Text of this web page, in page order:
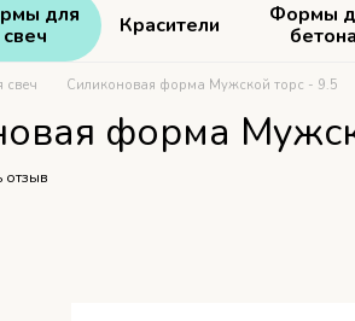
для
свеч
Красители
Формы
бетона
свеч Силиконовая форма Мужской торс - 9.5
форма
отзыв